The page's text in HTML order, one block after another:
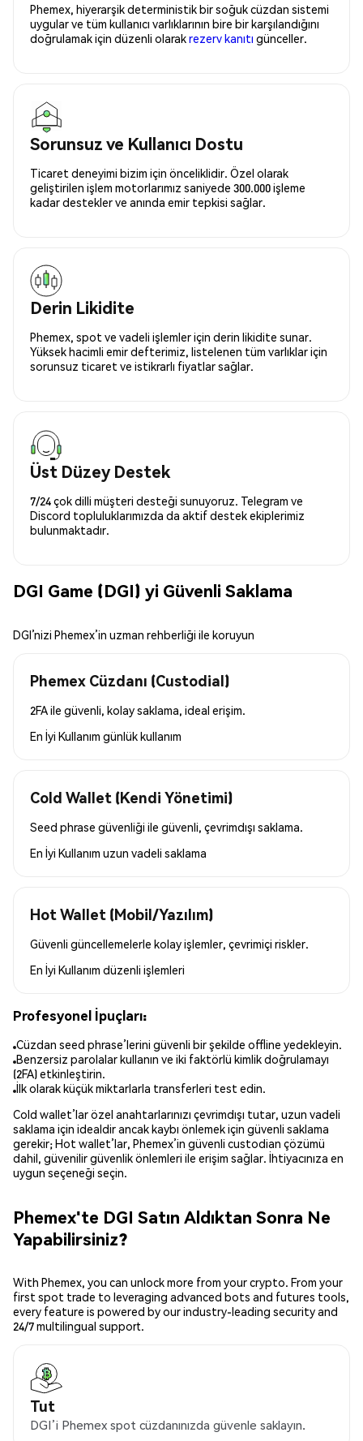
Phemex, hiyerarşik deterministik bir soğuk cüzdan sistemi
uygular ve tüm kullanıcı varlıklarının bire bir karşılandığını
doğrulamak için düzenli olarakrezerv kanıtı günceller.
Sorunsuz ve Kullanıcı Dostu
Ticaret deneyimi bizim için önceliklidir. Özel olarak
geliştirilen işlem motorlarımız saniyede 300.000 işleme
kadar destekler ve anında emir tepkisi sağlar.
Derin Likidite
Phemex, spot ve vadeli işlemler için derin likidite sunar.
Yüksek hacimli emir defterimiz, listelenen tüm varlıklar için
sorunsuz ticaret ve istikrarlı fiyatlar sağlar.
Üst Düzey Destek
7/24 çok dilli müşteri desteği sunuyoruz. Telegram ve
Discord topluluklarımızda da aktif destek ekiplerimiz
bulunmaktadır.
DGI Game (DGI) yi Güvenli Saklama
DGI’nizi Phemex’in uzman rehberliği ile koruyun
Phemex Cüzdanı (Custodial)
2FA ile güvenli, kolay saklama, ideal erişim.
En İyi Kullanım günlük kullanım
Cold Wallet (Kendi Yönetimi)
Seed phrase güvenliği ile güvenli, çevrimdışı saklama.
En İyi Kullanım uzun vadeli saklama
Hot Wallet (Mobil/Yazılım)
Güvenli güncellemelerle kolay işlemler, çevrimiçi riskler.
En İyi Kullanım düzenli işlemleri
Profesyonel İpuçları:
Cüzdan seed phrase’lerini güvenli bir şekilde offline yedekleyin.
Benzersiz parolalar kullanın ve iki faktörlü kimlik doğrulamayı
(2FA) etkinleştirin.
İlk olarak küçük miktarlarla transferleri test edin.
Cold wallet’lar özel anahtarlarınızı çevrimdışı tutar, uzun vadeli
saklama için idealdir ancak kaybı önlemek için güvenli saklama
gerekir; Hot wallet’lar, Phemex’in güvenli custodian çözümü
dahil, güvenilir güvenlik önlemleri ile erişim sağlar. İhtiyacınıza en
uygun seçeneği seçin.
Phemex'te DGI Satın Aldıktan Sonra Ne
Yapabilirsiniz?
With Phemex, you can unlock more from your crypto. From your
first spot trade to leveraging advanced bots and futures tools,
every feature is powered by our industry-leading security and
24/7 multilingual support.
Tut
DGI’i Phemex spot cüzdanınızda güvenle saklayın.